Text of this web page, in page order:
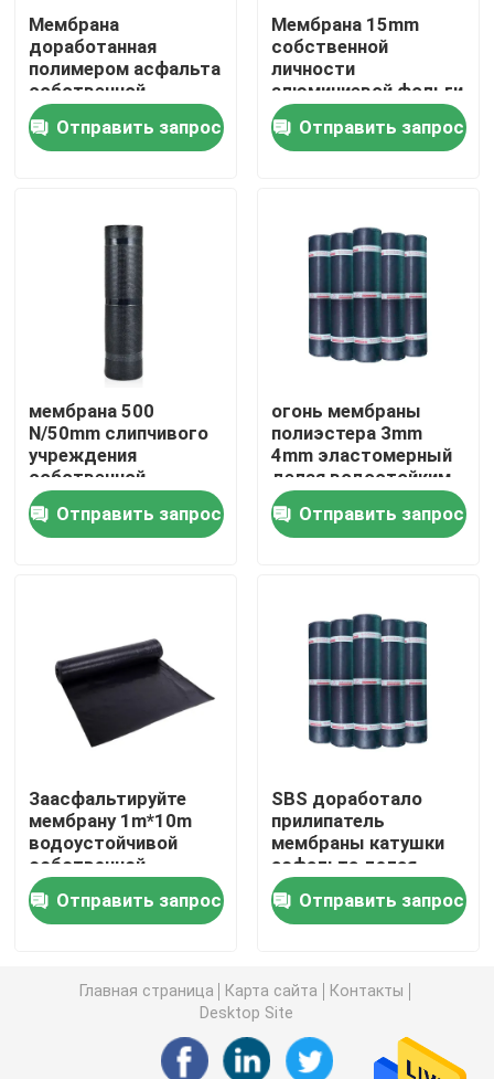
О Компании
Контакты
Продукция
Материалы изоляции жары
Стеклянная вата изоляции жары
Плита из стекловаты
Сэндвич-панели из минеральной ваты
Сэндвич-панель EPS
Доска шерстей утеса
Гидроизоляционная мембрана
Резиновая доска изоляции пены
Резиновая труба изоляции пены
Трубка шерстей утеса
Мембрана
доработанная
полимером асфальта
собственной
личности слипчивая
делая водостойким
500N/50mm
Отправить запрос
Мембрана 15mm
собственной
личности
алюминиевой фольги
металла слипчивая
делая водостойким
Отправить запрос
мембрана 500
N/50mm слипчивого
учреждения
собственной
личности 1000mm
делая водостойким
Отправить запрос
огонь мембраны
полиэстера 3mm
4mm эластомерный
делая водостойким
испек
Отправить запрос
Заасфальтируйте
мембрану 1m*10m
водоустойчивой
собственной
личности изоляции
жары крыши клея
слипчивую
Отправить запрос
SBS доработало
прилипатель
мембраны катушки
асфальта делая
водостойким для
офисного здания
Отправить запрос
Главная страница Карта сайта
Контакты
Desktop Site